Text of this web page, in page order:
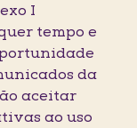
I
tempo e
da
aceitar
ao uso